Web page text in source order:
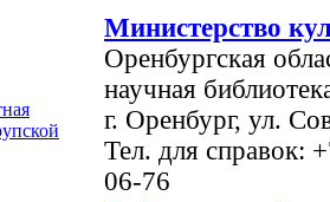
Министерство
Оренбургская
научная
г. Оренбург, ул.
Тел. для справок:
06-76